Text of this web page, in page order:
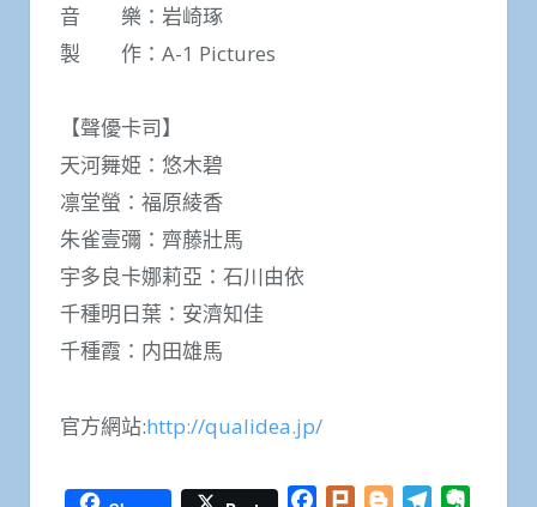
音 樂：岩崎琢
製 作：A-1 Pictures
【聲優卡司】
天河舞姫：悠木碧
凛堂螢：福原綾香
朱雀壹彌：齊藤壯馬
宇多良卡娜莉亞：石川由依
千種明日葉：安濟知佳
千種霞：内田雄馬
官方網站:http://qualidea.jp/
Facebook
Plurk BloggerTelegram